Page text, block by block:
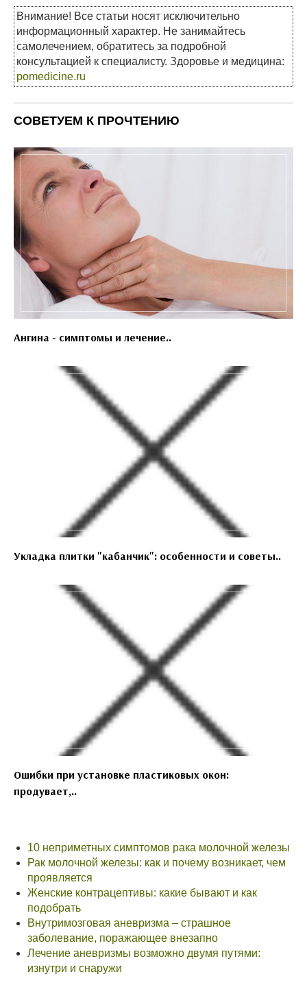
Внимание! Все статьи носят исключительно
информационный характер. Не занимайтесь
самолечением, обратитесь за подробной
консультацией к специалисту. Здоровье и медицина:
pomedicine.ru
СОВЕТУЕМ К ПРОЧТЕНИЮ
Ангина - симптомы и лечение..
Укладка плитки "кабанчик": особенности и советы..
Ошибки при установке пластиковых окон:
продувает,..
10 неприметных симптомов рака молочной железы
Рак молочной железы: как и почему возникает, чем
проявляется
Женские контрацептивы: какие бывают и как
подобрать
Внутримозговая аневризма – страшное
заболевание, поражающее внезапно
Лечение аневризмы возможно двумя путями:
изнутри и снаружи